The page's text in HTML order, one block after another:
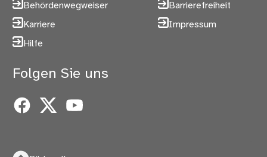
Behördenwegweiser
Karriere
Hilfe
Barrierefreiheit
Impressum
Folgen Sie uns
Facebook
X YouTube